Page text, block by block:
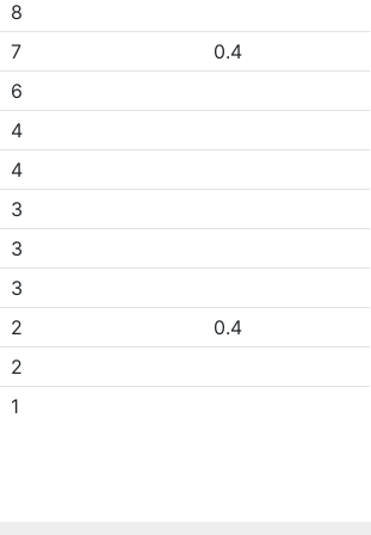
8
7
0.4
6
4
4
3
3
3
2
0.4
2
1